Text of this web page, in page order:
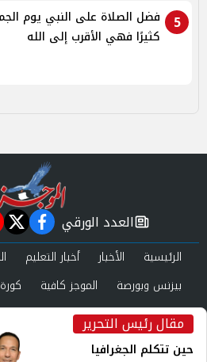
5
فضل الصلاة على النبي يوم
كثيرًا فهي الأقرب إلى الله
مقال رئيس التحرير
حين تتكلم الجغرافيا
newspaper
العدد الورقي
الرئيسية الأخبار أخبار التعليم
بيزنس وبورصة
الموجز كافية
صحة وجمال
عرب وعالم حوادث
العدد الورقي